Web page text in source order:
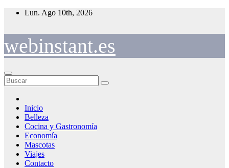
Saltar
Lun. Ago 10th, 2026
webinstant.es
Inicio
Belleza
Cocina y Gastronomía
Economía
Mascotas
Viajes
Contacto